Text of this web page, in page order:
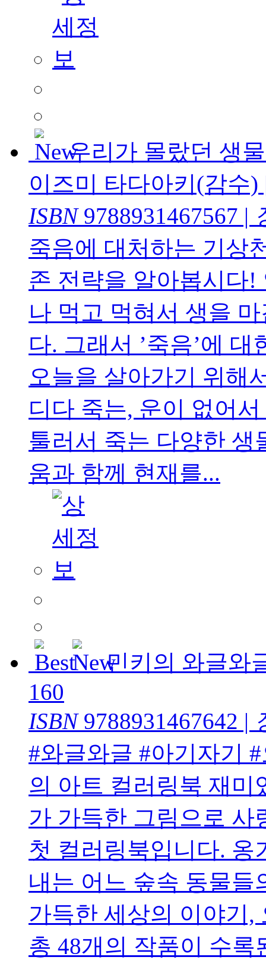
우리가 몰랐던 생
이즈미 타다아키(감수)
ISBN9788931467567 |
죽음에 대처하는 기상
존 전략을 알아봅시다
나 먹고 먹혀서 생을
다. 그래서 ’죽음’에
오늘을 살아가기 위해
디다 죽는, 운이 없어
툴러서 죽는 다양한 생
움과 함께 현재를...
민키의 와글와
160
ISBN9788931467642 |
#와글와글 #아기자기
의 아트 컬러링북 재미
가 가득한 그림으로
첫 컬러링북입니다. 옹
내는 어느 숲속 동물들
가득한 세상의 이야기,
총 48개의 작품이 수